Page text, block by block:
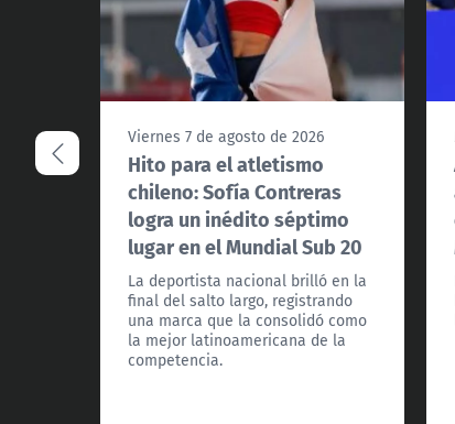
Viernes 7 de agosto de 2026
Hito para el atletismo
chileno: Sofía Contreras
logra un inédito séptimo
lugar en el Mundial Sub 20
La deportista nacional brilló en la
final del salto largo, registrando
una marca que la consolidó como
la mejor latinoamericana de la
competencia.